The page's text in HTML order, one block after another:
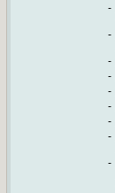
-
-
-
-
-
-
-
-
-